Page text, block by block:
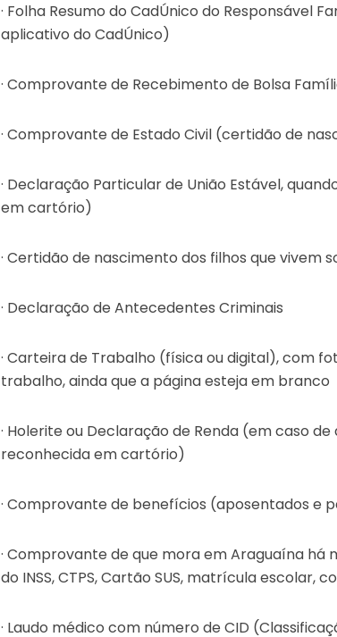
· Folha Resumo do CadÚnico do Responsável
aplicativo do CadÚnico)
· Comprovante de Recebimento de Bolsa
· Comprovante de Estado Civil (certidão de
· Declaração Particular de União Estável,
em cartório)
· Certidão de nascimento dos filhos que vivem
· Declaração de Antecedentes Criminais
· Carteira de Trabalho (física ou digital), com
trabalho, ainda que a página esteja em branco
· Holerite ou Declaração de Renda (em caso
reconhecida em cartório)
· Comprovante de benefícios (aposentados e
· Comprovante de que mora em Araguaína
do INSS, CTPS, Cartão SUS, matrícula escolar,
· Laudo médico com número de CID